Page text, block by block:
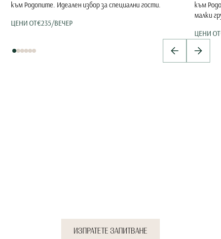
към Родопите. Идеален избор за специални гости.
ЦЕНИ ОТ€235/ВЕЧЕР
към
малки
ЦЕНИ ОТ
ИЗПРАТЕТЕ ЗАПИТВАНЕ